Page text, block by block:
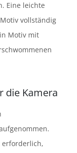
Eine leichte
vollständig
Motiv mit
die Kamera
erforderlich,